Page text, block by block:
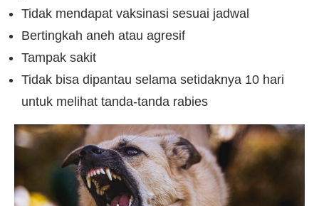
Tidak mendapat vaksinasi sesuai jadwal
Bertingkah aneh atau agresif
Tampak sakit
Tidak bisa dipantau selama setidaknya 10 hari
untuk melihat tanda-tanda rabies